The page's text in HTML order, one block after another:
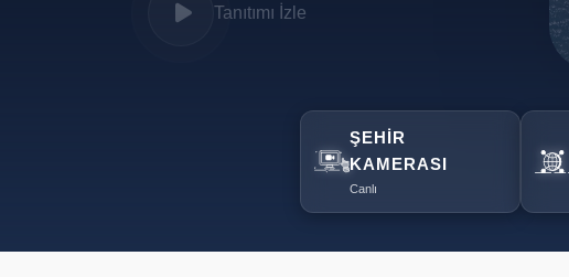
Tanıtımı İzle
ŞEHIR
KAMERASI
Canlı